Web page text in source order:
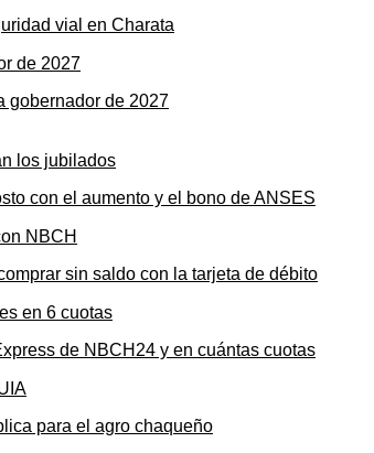
vial en Charata
gobernador de 2027
con el aumento y el bono de ANSES
sin saldo con la tarjeta de débito
de NBCH24 y en cuántas cuotas
para el agro chaqueño